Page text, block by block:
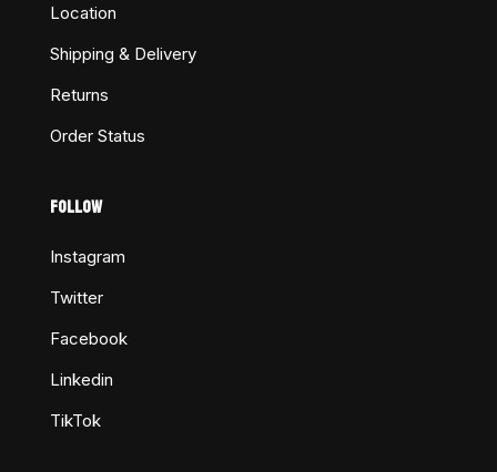
Location
Shipping & Delivery
Returns
Order Status
FOLLOW
Instagram
Twitter
Facebook
Linkedin
TikTok